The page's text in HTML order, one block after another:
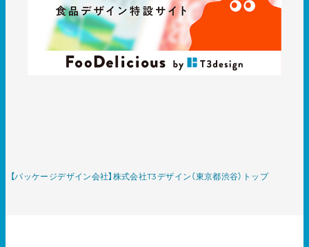
【パッケージデザイン会社】株式会社T3デザイン（東京都渋谷）トップ